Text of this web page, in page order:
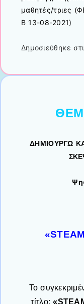
μαθητές/τριες
Β 13-08-2021)
Δημοσιεύθηκε
ΔΗΜΙΟΥΡΓΩ
Το
τίτλο: